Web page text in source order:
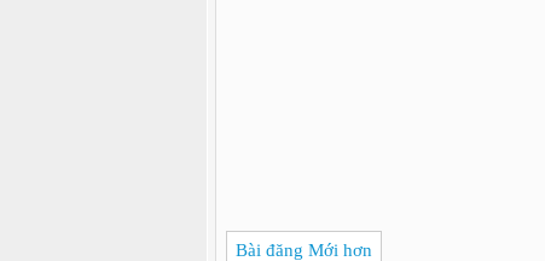
Bài đăng Mới hơn